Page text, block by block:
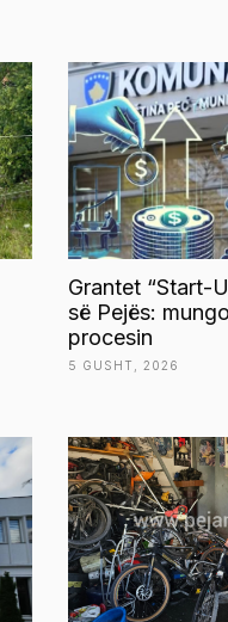
Grantet “Start-
së Pejës:
procesin
5 GUSHT, 2026